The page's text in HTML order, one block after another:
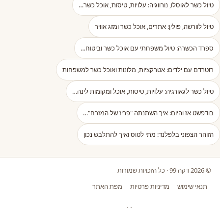
טיול כשר לאוסלו, נורווגיה: עלויות, טיסות, אוכל כשר…
טיול לוורשה, פולין: אתרים, אוכל כשר ומזג אוויר
ספרד הכשרה: טיול משפחתי עם אוכל כשר וביטוח…
רוטרדם עם ילדים: אטרקציות, מלונות ואוכל כשר למשפחות
טיול כשר לגאורגיה: עלויות, טיסות, אוכל ומקומות לינה…
בודפשט אז והיום: איך השתנתה "פריז של המזרח"…
הזוהר הצפוני בלפלנד: מתי לטוס ואיך להתלבש נכון
© 2026 דקה 99 · כל הזכויות שמורות
תנאי שימוש
מדיניות פרטיות מפת האתר